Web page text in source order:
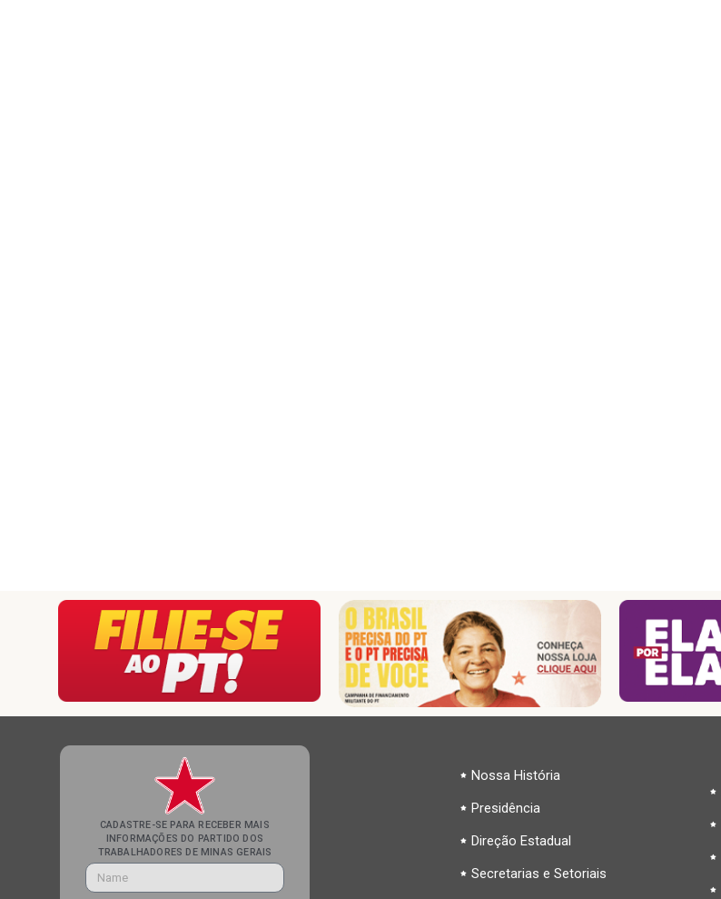
CADASTRE-SE PARA RECEBER MAIS
INFORMAÇÕES DO PARTIDO DOS
TRABALHADORES DE MINAS GERAIS
Nossa História
Presidência
Direção Estadual
Secretarias e Setoriais